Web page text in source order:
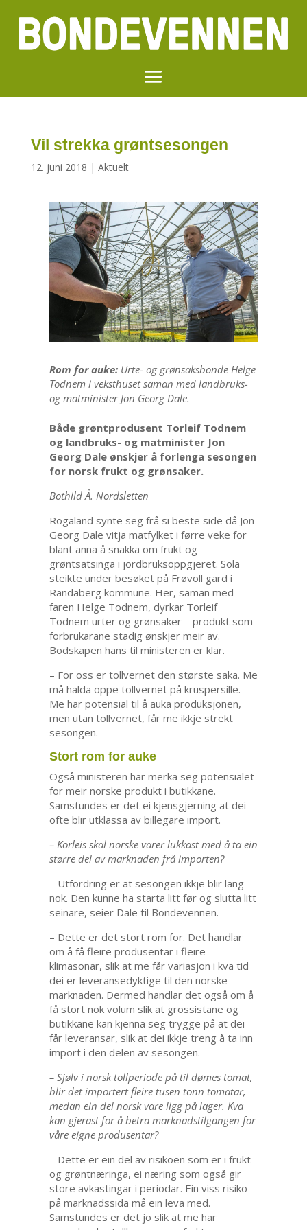
Vil strekka grøntsesongen
12. juni 2018 | Aktuelt
Rom for auke:Urte- og grønsaksbonde Helge
Todnem i veksthuset saman med landbruks-
og matminister Jon Georg Dale.
Både grøntprodusent Torleif Todnem
og landbruks- og matminister Jon
Georg Dale ønskjer å forlenga sesongen
for norsk frukt og grønsaker.
Bothild Å. Nordsletten
Rogaland synte seg frå si beste side då Jon
Georg Dale vitja matfylket i førre veke for
blant anna å snakka om frukt og
grøntsatsinga i jordbruksoppgjeret. Sola
steikte under besøket på Frøvoll gard i
Randaberg kommune. Her, saman med
faren Helge Todnem, dyrkar Torleif
Todnem urter og grønsaker – produkt som
forbrukarane stadig ønskjer meir av.
Bodskapen hans til ministeren er klar.
– For oss er tollvernet den største saka. Me
må halda oppe tollvernet på kruspersille.
Me har potensial til å auka produksjonen,
men utan tollvernet, får me ikkje strekt
sesongen.
Stort rom for auke
Også ministeren har merka seg potensialet
for meir norske produkt i butikkane.
Samstundes er det ei kjensgjerning at dei
ofte blir utklassa av billegare import.
– Korleis skal norske varer lukkast med å ta ein
større del av marknaden frå importen?
– Utfordring er at sesongen ikkje blir lang
nok. Den kunne ha starta litt før og slutta litt
seinare, seier Dale til Bondevennen.
– Dette er det stort rom for. Det handlar
om å få fleire produsentar i fleire
klimasonar, slik at me får variasjon i kva tid
dei er leveransedyktige til den norske
marknaden. Dermed handlar det også om å
få stort nok volum slik at grossistane og
butikkane kan kjenna seg trygge på at dei
får leveransar, slik at dei ikkje treng å ta inn
import i den delen av sesongen.
– Sjølv i norsk tollperiode på til dømes tomat,
blir det importert fleire tusen tonn tomatar,
medan ein del norsk vare ligg på lager. Kva
kan gjerast for å betra marknadstilgangen for
våre eigne produsentar?
– Dette er ein del av risikoen som er i frukt
og grøntnæringa, ei næring som også gir
store avkastingar i periodar. Ein viss risiko
på marknadssida må ein leva med.
Samstundes er det jo slik at me har